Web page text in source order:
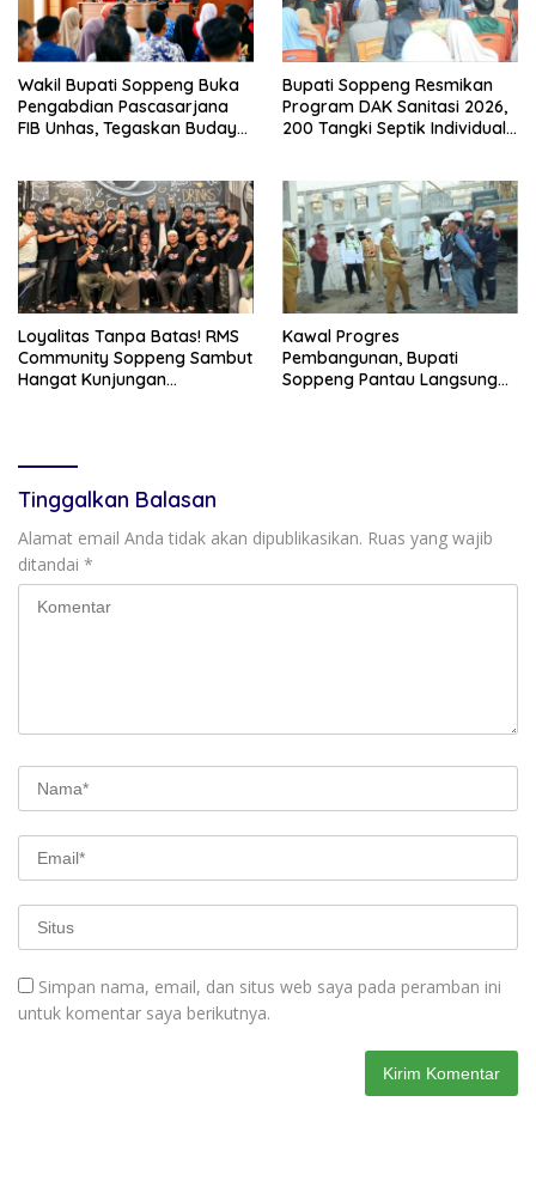
Wakil Bupati Soppeng Buka
Pengabdian Pascasarjana
FIB Unhas, Tegaskan Budaya
Bupati Soppeng Resmikan
Program DAK Sanitasi 2026,
200 Tangki Septik Individual
Loyalitas Tanpa Batas! RMS
Community Soppeng Sambut
Hangat Kunjungan
Kawal Progres
Pembangunan, Bupati
Soppeng Pantau Langsung
Tinggalkan Balasan
Alamat email Anda tidak akan dipublikasikan. Ruas yang wajib
ditandai *
Simpan nama, email, dan situs web saya pada peramban ini
untuk komentar saya berikutnya.